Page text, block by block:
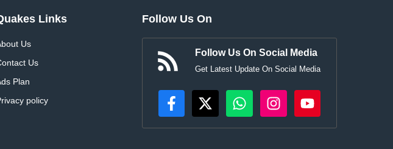
Links
Us
Us
Plan
policy
Follow Us On
Follow Us On Social Media
Get Latest Update On Social Media